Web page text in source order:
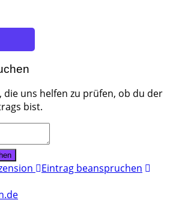
die uns helfen zu prüfen, ob du der
bist.
Eintrag beanspruchen